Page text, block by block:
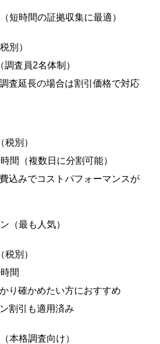
短時間の証拠収集に最適）
別）
査員2名体制）
査延長の場合は割引価格で対応
別）
間（複数日に分割可能）
込みでコストパフォーマンスが
（最も人気）
別）
間
り確かめたい方におすすめ
割引も適用済み
本格調査向け）